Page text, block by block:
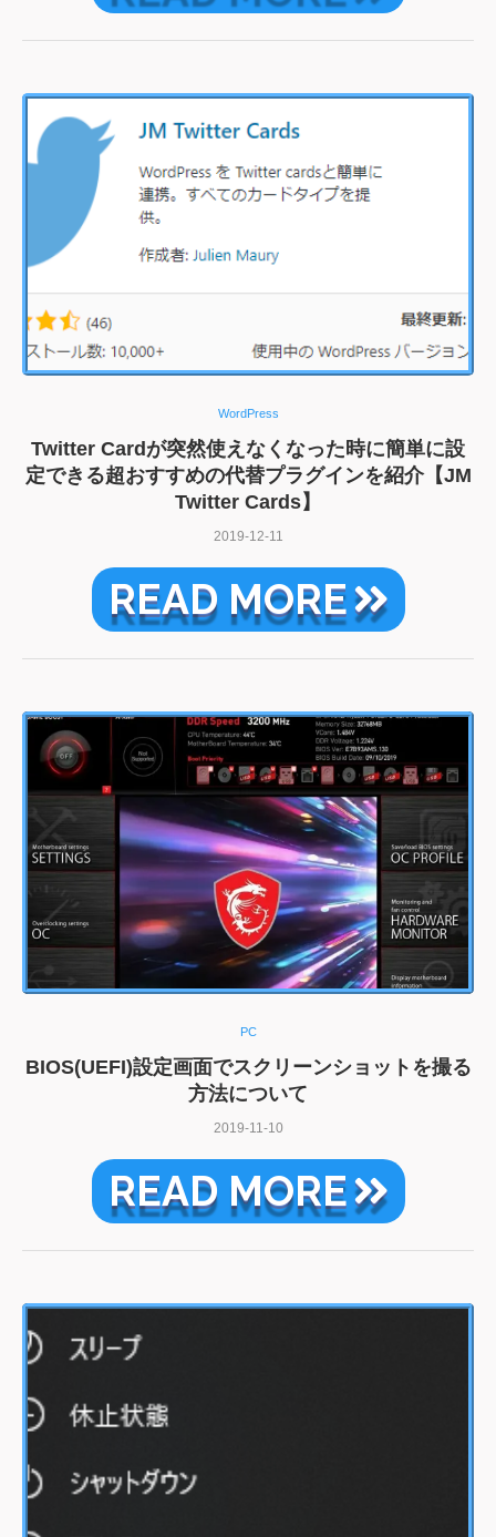
WordPress
Twitter Cardが突然使えなくなった時に簡単に設
定できる超おすすめの代替プラグインを紹介【JM
Twitter Cards】
2019-12-11
READ MORE
PC
BIOS(UEFI)設定画面でスクリーンショットを撮る
方法について
2019-11-10
READ MORE